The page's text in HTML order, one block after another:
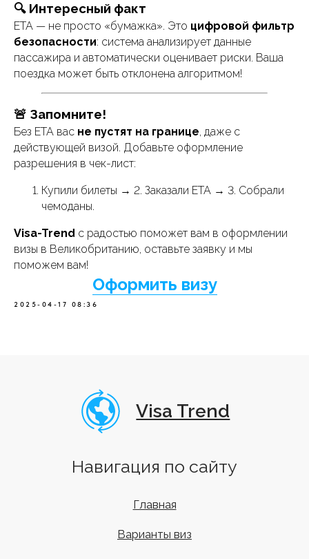
🔍 Интересный факт
ETA — не просто «бумажка». Это цифровой фильтр
безопасности: система анализирует данные
пассажира и автоматически оценивает риски. Ваша
поездка может быть отклонена алгоритмом!
🚨 Запомните!
Без ETA вас не пустят на границе, даже с
действующей визой. Добавьте оформление
разрешения в чек-лист:
Купили билеты → 2. Заказали ETA → 3. Собрали
чемоданы.
Visa-Trend с радостью поможет вам в оформлении
визы в Великобританию, оставьте заявку и мы
поможем вам!
Оформить визу
2025-04-17 08:36
Договор оферта
Узнать шанс получения визы
ООО "ВИЗА ТРЕНД"
Варианты виз
Этапы работы
Оформленные визы
Новости
г. Санкт-Петербург, Большой пр. Петроградской
Стороны 76-78, эт.2, оф. 7.
Отзывы
Виза в Китай в Иркутске
Реквизиты
, ул. Крестьянская 238, эт.2, оф.202 (ПВЗ)
г. Москва, м. Охотный ряд, ул. Тверская 6с5, эт.1,
оф.228
, м. Площадь Тукая, ул. Островского 79, эт.2,
г. Нижний Новгород, ул. Белинского 32, эт.5, оф 505а